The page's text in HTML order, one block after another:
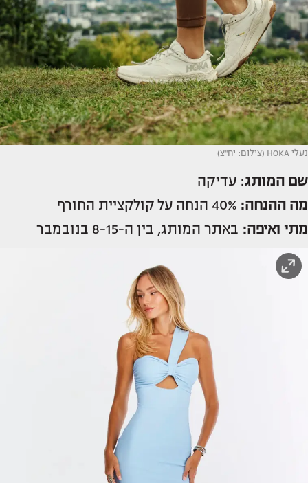
נעלי HOKA (צילום: יח''צ)
שם המותג: עדיקה
מה ההנחה:
מתי ואיפה: באתר המותג, בין ה-8-15 בנובמבר